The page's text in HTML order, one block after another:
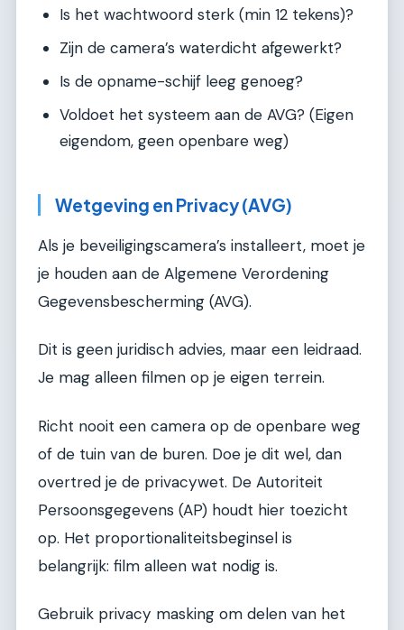
Is het wachtwoord sterk (min 12 tekens)?
Zijn de camera’s waterdicht afgewerkt?
Is de opname-schijf leeg genoeg?
Voldoet het systeem aan de AVG? (Eigen
eigendom, geen openbare weg)
Wetgeving en Privacy (AVG)
Als je beveiligingscamera’s installeert, moet je
je houden aan de Algemene Verordening
Gegevensbescherming (AVG).
Dit is geen juridisch advies, maar een leidraad.
Je mag alleen filmen op je eigen terrein.
Richt nooit een camera op de openbare weg
of de tuin van de buren. Doe je dit wel, dan
overtred je de privacywet. De Autoriteit
Persoonsgegevens (AP) houdt hier toezicht
op. Het proportionaliteitsbeginsel is
belangrijk: film alleen wat nodig is.
Gebruik privacy masking om delen van het